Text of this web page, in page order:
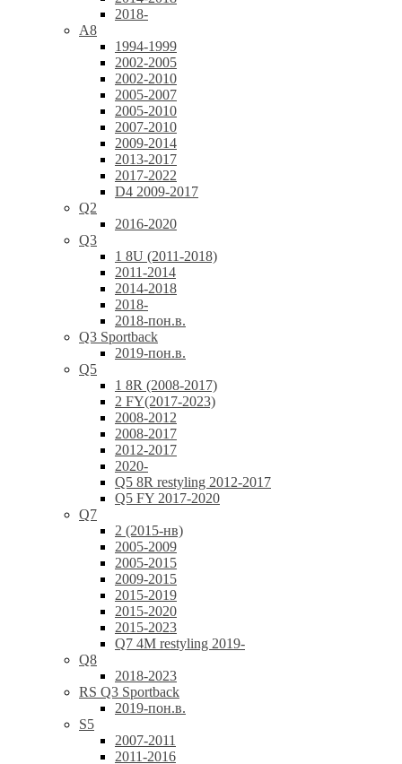
2018-
A8
1994-1999
2002-2005
2002-2010
2005-2007
2005-2010
2007-2010
2009-2014
2013-2017
2017-2022
D4 2009-2017
Q2
2016-2020
Q3
1 8U (2011-2018)
2011-2014
2014-2018
2018-
2018-пон.в.
Q3 Sportback
2019-пон.в.
Q5
1 8R (2008-2017)
2 FY(2017-2023)
2008-2012
2008-2017
2012-2017
2020-
Q5 8R restyling 2012-2017
Q5 FY 2017-2020
Q7
2 (2015-нв)
2005-2009
2005-2015
2009-2015
2015-2019
2015-2020
2015-2023
Q7 4M restyling 2019-
Q8
2018-2023
RS Q3 Sportback
2019-пон.в.
S5
2007-2011
2011-2016